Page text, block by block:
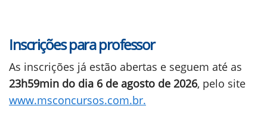
Inscrições para professor
As inscrições já estão abertas e seguem até as
23h59min do dia 6 de agosto de 2026, pelo site
www.msconcursos.com.br.